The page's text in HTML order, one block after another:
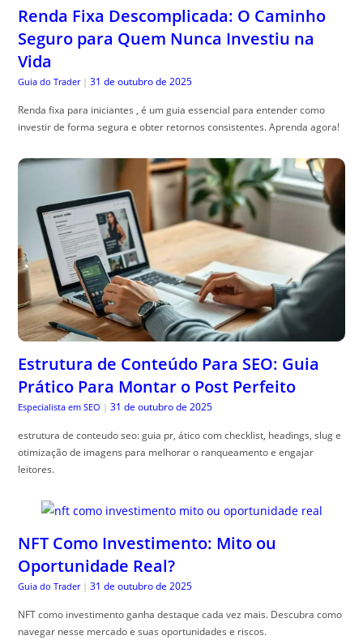
Renda Fixa Descomplicada: O Caminho
Seguro para Quem Nunca Investiu na
Vida
Guia do Trader | 31 de outubro de 2025
Renda fixa para iniciantes , é um guia essencial para entender como
investir de forma segura e obter retornos consistentes. Aprenda agora!
Estrutura de Conteúdo Para SEO: Guia
Prático Para Montar o Post Perfeito
Especialista em SEO | 31 de outubro de 2025
estrutura de conteudo seo: guia pr, ático com checklist, headings, slug e
otimização de imagens para melhorar o ranqueamento e engajar
leitores.
NFT Como Investimento: Mito ou
Oportunidade Real?
Guia do Trader | 31 de outubro de 2025
NFT como investimento ganha destaque cada vez mais. Descubra como
navegar nesse mercado e suas oportunidades e riscos.